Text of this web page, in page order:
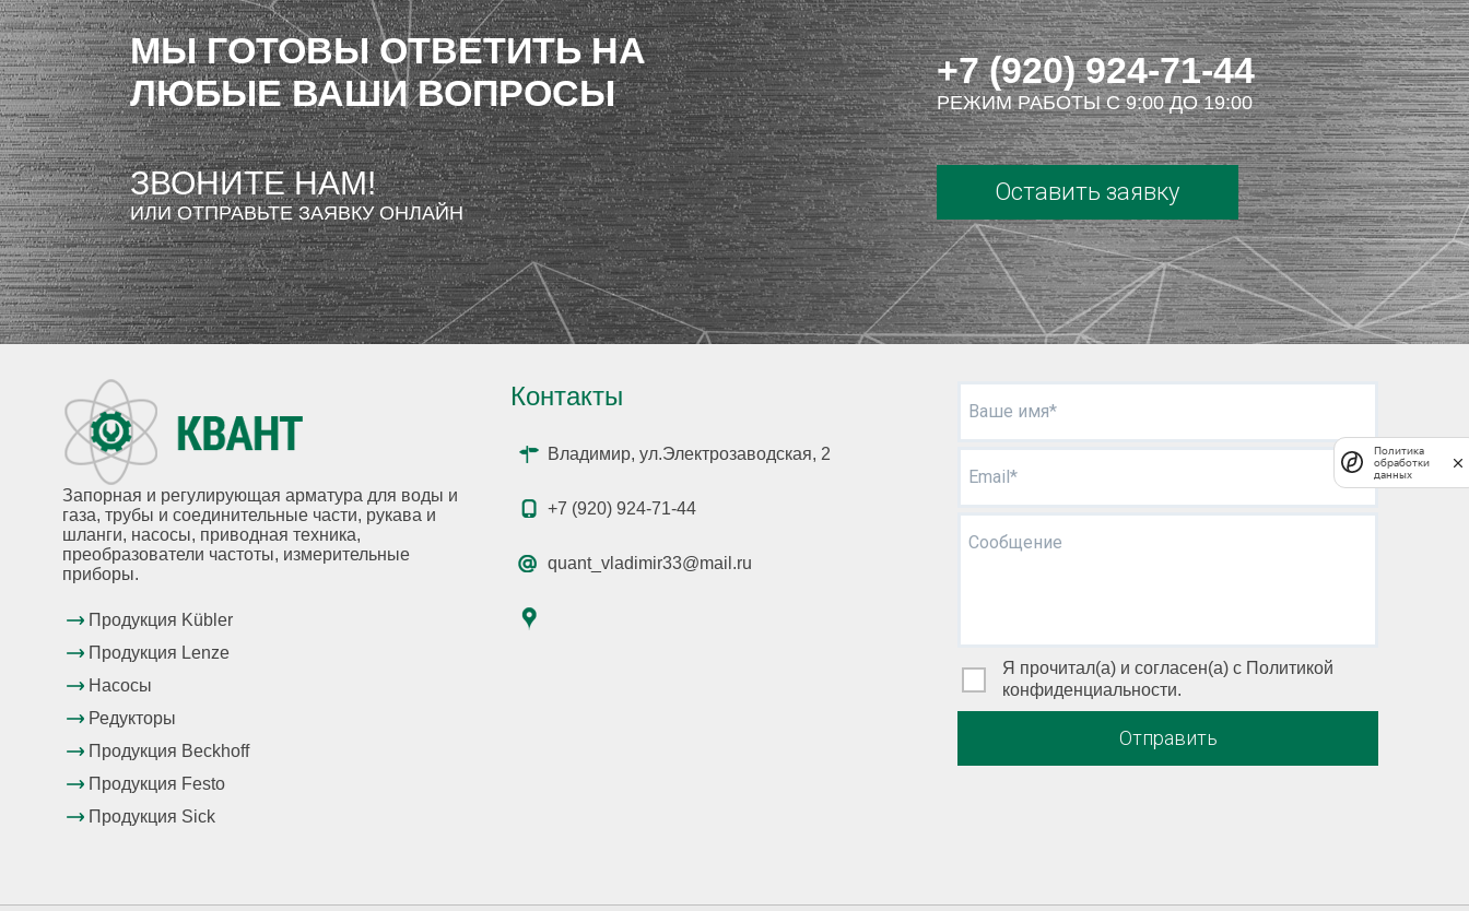
МЫ ГОТОВЫ ОТВЕТИТЬ НА
ЛЮБЫЕ ВАШИ ВОПРОСЫ
ЗВОНИТЕ НАМ!
ИЛИ ОТПРАВЬТЕ ЗАЯВКУ ОНЛАЙН
+7 (920) 924-71-44
РЕЖИМ РАБОТЫ С 9:00 ДО 19:00
Оставить заявку
Запорная и регулирующая арматура для воды и
газа, трубы и соединительные части, рукава и
шланги, насосы, приводная техника,
преобразователи частоты, измерительные
приборы.
Продукция Kübler
Продукция Lenze
Насосы
Редукторы
Продукция Beckhoff
Продукция Festo
Продукция Sick
Контакты
Владимир, ул.Электрозаводская, 2
+7 (920) 924-71-44
quant_vladimir33@mail.ru
Ваше имя*
Email*
Сообщение
Я прочитал(а) и согласен(а) с Политикой
конфиденциальности.
Отправить
Политика
обработки
данных